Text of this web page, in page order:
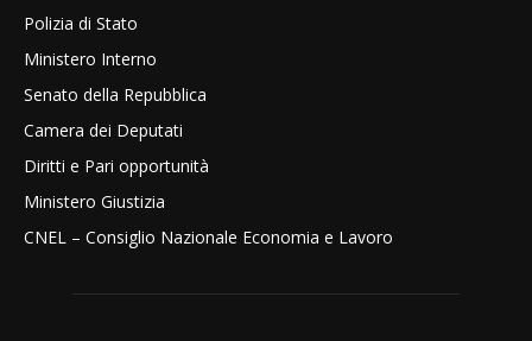
Polizia di Stato
Ministero Interno
Senato della Repubblica
Camera dei Deputati
Diritti e Pari opportunità
Ministero Giustizia
CNEL – Consiglio Nazionale Economia e Lavoro